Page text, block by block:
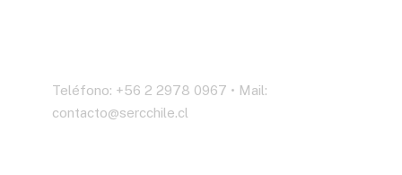
Teléfono: +56 2 2978 0967 • Mail:
contacto@sercchile.cl